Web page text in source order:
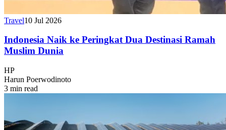
Travel10 Jul 2026
Indonesia Naik ke Peringkat Dua Destinasi Ramah
Muslim Dunia
HP
Harun Poerwodinoto
3 min read